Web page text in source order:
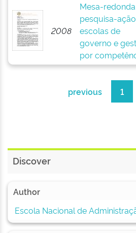
2008
Mesa-
pesquisa-ação
escolas de
governo e
por
previous 1
Discover
Author
Escola Nacional de